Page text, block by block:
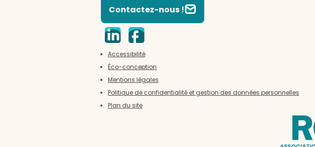
Contactez-nous !
Accessibilité
Éco-conception
Mentions légales
Politique de confidentialité et gestion des données personnelles
Plan du site